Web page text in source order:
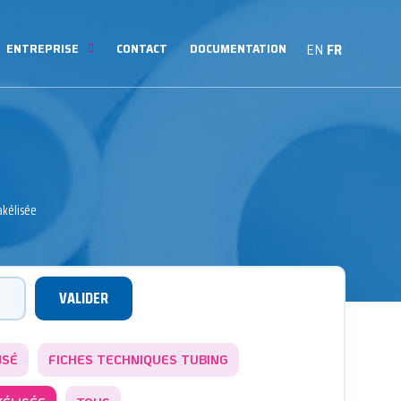
ENTREPRISE CONTACT DOCUMENTATION EN FR
FICHES TECHNIQUES TUBING